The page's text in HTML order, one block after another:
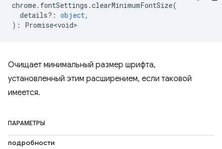
chrome. fontSettings .clearMinimumFontSize(
details? : object,
) : Promise<void>
Очищает минимальный размер шрифта,
установленный этим расширением, если таковой
имеется.
ПАРАМЕТРЫ
подробности